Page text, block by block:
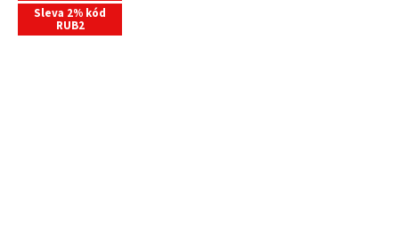
Sleva 2% kód
RUB2